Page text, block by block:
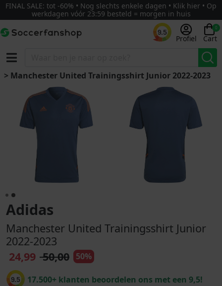
FINAL SALE: tot -60% • Nog slechts enkele dagen • Klik hier • Op
werkdagen vóór 23:59 besteld = morgen in huis
9.5
Profiel
0
Cart
> Manchester United Trainingsshirt Junior 2022-2023
Adidas
Manchester United Trainingsshirt Junior
2022-2023
24,99 50,00 50%
9.5 17.500+ klanten beoordelen ons met een 9,5!